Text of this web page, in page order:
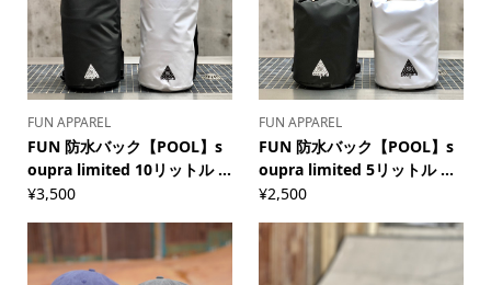
FUN APPAREL
FUN 防水バック【POOL】s
oupra limited 10リットル ...
¥3,500
FUN APPAREL
FUN 防水バック【POOL】s
oupra limited 5リットル ...
¥2,500